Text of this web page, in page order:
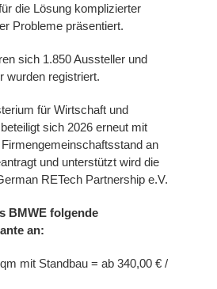
die Lösung komplizierter
Probleme präsentiert.
sich 1.850 Aussteller und
wurden registriert.
für Wirtschaft und
sich 2026 erneut mit
an
und unterstützt wird die
RETech Partnership e.V.
BMWE folgende
an:
mit Standbau = ab 340,00 € /